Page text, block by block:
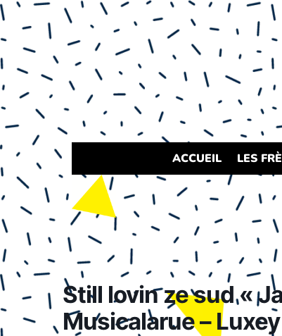
ACCUEIL LES
Still lovin ze sud «
Musicalarue –